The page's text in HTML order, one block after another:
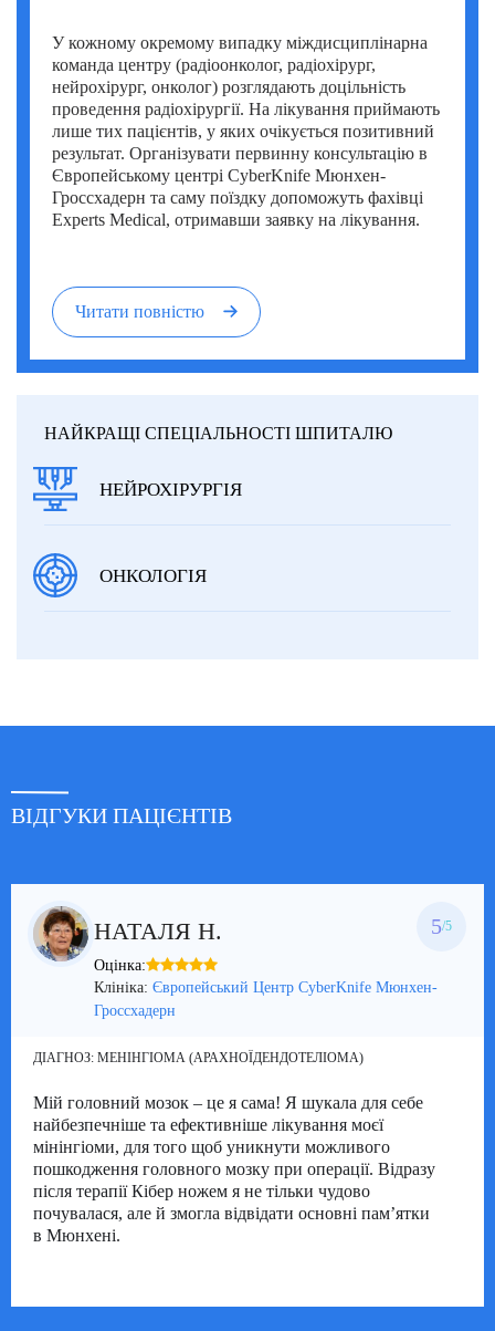
У кожному окремому випадку міждисциплінарна
команда центру (радіоонколог, радіохірург,
нейрохірург, онколог) розглядають доцільність
проведення радіохірургії. На лікування приймають
лише тих пацієнтів, у яких очікується позитивний
результат. Організувати первинну консультацію в
Європейському центрі CyberKnife Мюнхен-
Гроссхадерн та саму поїздку допоможуть фахівці
Experts Medical, отримавши заявку на лікування.
Читати повністю
НАЙКРАЩІ СПЕЦІАЛЬНОСТІ ШПИТАЛЮ
НЕЙРОХІРУРГІЯ
ОНКОЛОГІЯ
ВІДГУКИ ПАЦІЄНТІВ
НАТАЛЯ H. 5/5
Оцінка:
Клініка: Європейський Центр CyberKnife Мюнхен-
Гроссхадерн
ДІАГНОЗ: МЕНІНГІОМА (АРАХНОЇДЕНДОТЕЛІОМА)
Мій головний мозок – це я сама! Я шукала для себе
найбезпечніше та ефективніше лікування моєї
мінінгіоми, для того щоб уникнути можливого
пошкодження головного мозку при операції. Відразу
після терапії Кібер ножем я не тільки чудово
почувалася, але й змогла відвідати основні пам’ятки
в Мюнхені.